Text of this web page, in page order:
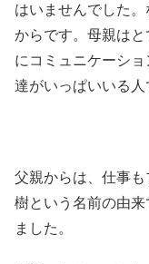
はいませんでした
からです。母親は
にコミュニケーシ
達がいっぱいいる人
父親からは、仕事
樹という名前の由
ました。